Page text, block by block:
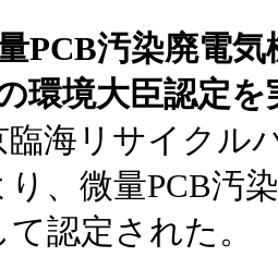
PCB汚染廃電
環境大臣認定を
海リサイクル
り、微量PCB汚
認定された。